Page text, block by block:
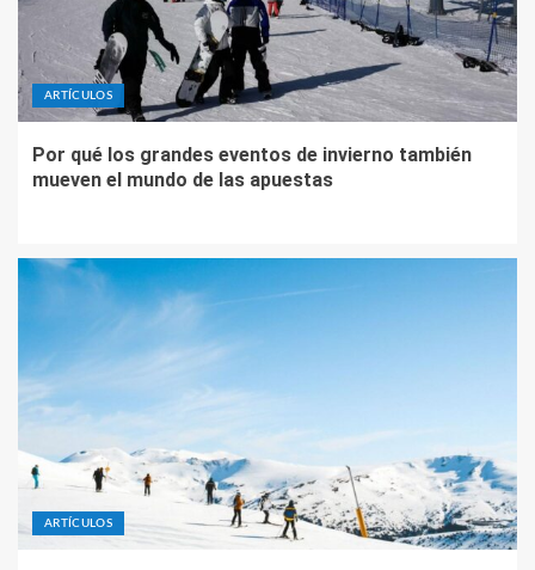
ARTÍCULOS
Por qué los grandes eventos de invierno también
mueven el mundo de las apuestas
ARTÍCULOS